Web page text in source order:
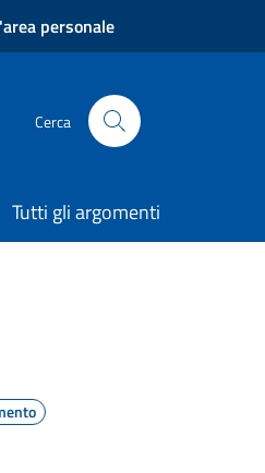
personale
Cerca
Tutti gli argomenti